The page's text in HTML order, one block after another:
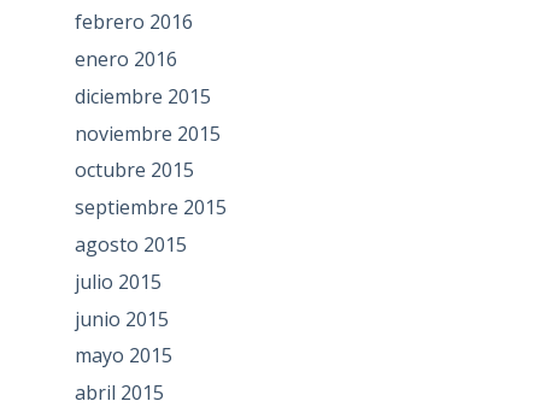
febrero 2016
enero 2016
diciembre 2015
noviembre 2015
octubre 2015
septiembre 2015
agosto 2015
julio 2015
junio 2015
mayo 2015
abril 2015